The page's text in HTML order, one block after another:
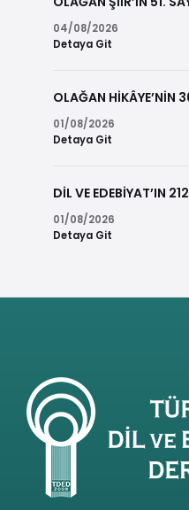
04/08/2026
Detaya Git
OLAĞAN HİKÂYE’NİN
01/08/2026
Detaya Git
DİL VE EDEBİYAT’IN
01/08/2026
Detaya Git